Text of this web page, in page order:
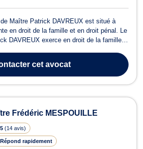
de Maître Patrick DAVREUX est situé à
en droit de la famille et en droit pénal. Le
DAVREUX exerce en droit de la famille
légale ou de fait. Il est également
cet avocat
Frédéric MESPOUILLE
5 (14 avis)
Répond rapidement